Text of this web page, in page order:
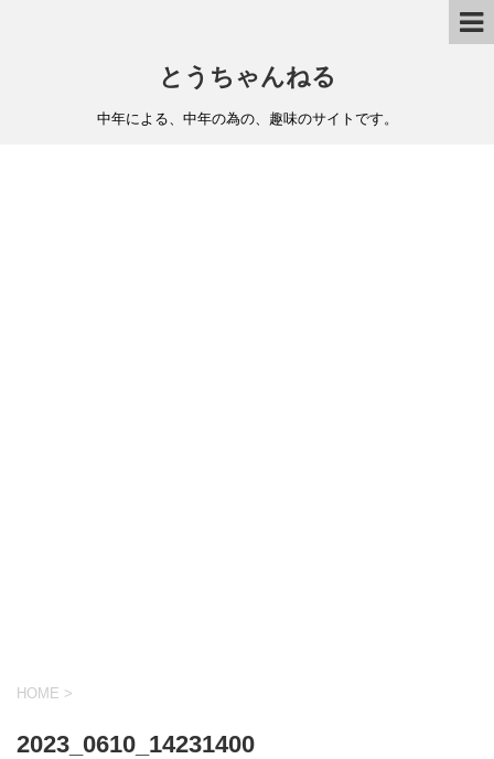
とうちゃんねる
中年による、中年の為の、趣味のサイトです。
HOME >
2023_0610_14231400